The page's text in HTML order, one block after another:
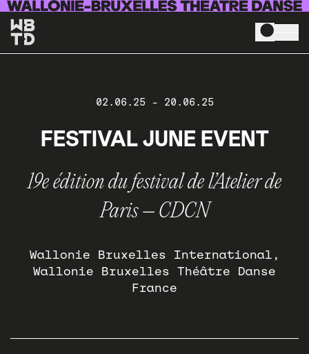
Skip to main content
02.06.25 - 20.06.25
FESTIVAL JUNE EVENT
19e édition du festival de l’Atelier de
Paris – CDCN
Wallonie Bruxelles International
Wallonie Bruxelles Théâtre Danse
France